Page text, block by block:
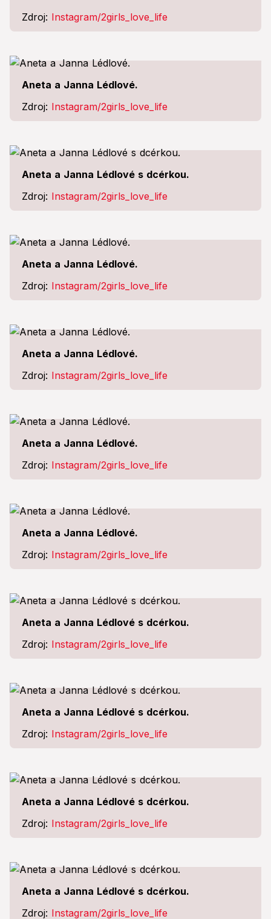
Zdroj: Instagram/2girls_love_life
Aneta a Janna Lédlové.
Zdroj: Instagram/2girls_love_life
Aneta a Janna Lédlové s dcérkou.
Zdroj: Instagram/2girls_love_life
Aneta a Janna Lédlové.
Zdroj: Instagram/2girls_love_life
Aneta a Janna Lédlové.
Zdroj: Instagram/2girls_love_life
Aneta a Janna Lédlové.
Zdroj: Instagram/2girls_love_life
Aneta a Janna Lédlové.
Zdroj: Instagram/2girls_love_life
Aneta a Janna Lédlové s dcérkou.
Zdroj: Instagram/2girls_love_life
Aneta a Janna Lédlové s dcérkou.
Zdroj: Instagram/2girls_love_life
Aneta a Janna Lédlové s dcérkou.
Zdroj: Instagram/2girls_love_life
Aneta a Janna Lédlové s dcérkou.
Zdroj: Instagram/2girls_love_life